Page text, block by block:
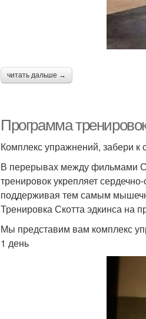
читать дальше →
Программа
Комплекс упражнений, забери к
В перерывах между фильмами
тренировок укрепляет
поддерживая тем самым
Тренировка Скотта эдкинса на
Мы представим вам комплекс
1 день